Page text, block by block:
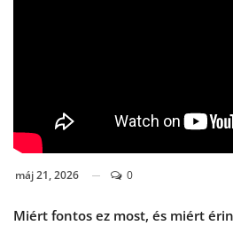
máj 21, 2026 0
Miért fontos ez most, és miért